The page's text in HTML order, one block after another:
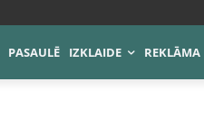
PASAULĒ IZKLAIDE REKLĀMA